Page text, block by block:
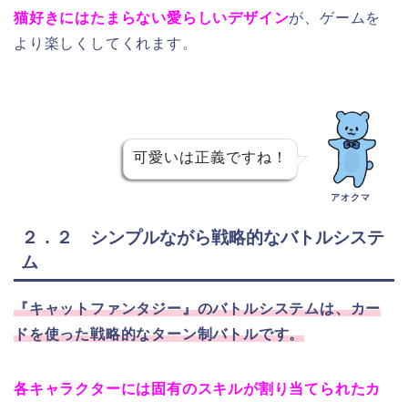
猫好きにはたまらない愛らしいデザインが、ゲームを
より楽しくしてくれます。
可愛いは正義ですね！
アオクマ
２．２ シンプルながら戦略的なバトルシステ
ム
『キャットファンタジー』のバトルシステムは、カー
ドを使った戦略的なターン制バトルです。
各キャラクターには固有のスキルが割り当てられたカ